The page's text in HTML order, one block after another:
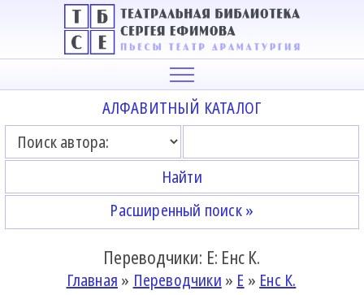
АЛФАВИТНЫЙ КАТАЛОГ
Расширенный поиск »
Переводчики: Е: Енс К.
Главная » Переводчики » Е » Енс К.